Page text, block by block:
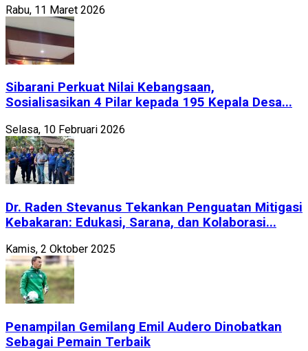
Rabu, 11 Maret 2026
Sibarani Perkuat Nilai Kebangsaan,
Sosialisasikan 4 Pilar kepada 195 Kepala Desa...
Selasa, 10 Februari 2026
Dr. Raden Stevanus Tekankan Penguatan Mitigasi
Kebakaran: Edukasi, Sarana, dan Kolaborasi...
Kamis, 2 Oktober 2025
Penampilan Gemilang Emil Audero Dinobatkan
Sebagai Pemain Terbaik